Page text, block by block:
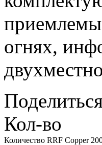
огнях,
Кол-во
Количество RRF Copper